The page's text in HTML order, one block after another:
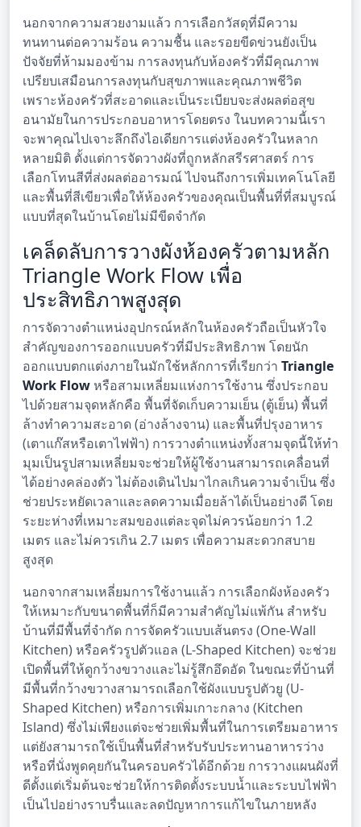
นอกจากความสวยงามแล้ว การเลือกวัสดุที่มีความ
ทนทานต่อความร้อน ความชื้น และรอยขีดข่วนยังเป็น
ปัจจัยที่ห้ามมองข้าม การลงทุนกับห้องครัวที่มีคุณภาพ
เปรียบเสมือนการลงทุนกับสุขภาพและคุณภาพชีวิต
เพราะห้องครัวที่สะอาดและเป็นระเบียบจะส่งผลต่อสุข
อนามัยในการประกอบอาหารโดยตรง ในบทความนี้เรา
จะพาคุณไปเจาะลึกถึงไอเดียการแต่งห้องครัวในหลาก
หลายมิติ ตั้งแต่การจัดวางผังที่ถูกหลักสรีรศาสตร์ การ
เลือกโทนสีที่ส่งผลต่ออารมณ์ ไปจนถึงการเพิ่มเทคโนโลยี
และพื้นที่สีเขียวเพื่อให้ห้องครัวของคุณเป็นพื้นที่ที่สมบูรณ์
แบบที่สุดในบ้านโดยไม่มีขีดจำกัด
เคล็ดลับการวางผังห้องครัวตามหลัก
Triangle Work Flow เพื่อ
ประสิทธิภาพสูงสุด
การจัดวางตำแหน่งอุปกรณ์หลักในห้องครัวถือเป็นหัวใจ
สำคัญของการออกแบบครัวที่มีประสิทธิภาพ โดยนัก
ออกแบบตกแต่งภายในมักใช้หลักการที่เรียกว่า Triangle
Work Flowหรือสามเหลี่ยมแห่งการใช้งาน ซึ่งประกอบ
ไปด้วยสามจุดหลักคือ พื้นที่จัดเก็บความเย็น (ตู้เย็น) พื้นที่
ล้างทำความสะอาด (อ่างล้างจาน) และพื้นที่ปรุงอาหาร
(เตาแก๊สหรือเตาไฟฟ้า) การวางตำแหน่งทั้งสามจุดนี้ให้ทำ
มุมเป็นรูปสามเหลี่ยมจะช่วยให้ผู้ใช้งานสามารถเคลื่อนที่
ได้อย่างคล่องตัว ไม่ต้องเดินไปมาไกลเกินความจำเป็น ซึ่ง
ช่วยประหยัดเวลาและลดความเมื่อยล้าได้เป็นอย่างดี โดย
ระยะห่างที่เหมาะสมของแต่ละจุดไม่ควรน้อยกว่า 1.2
เมตร และไม่ควรเกิน 2.7 เมตร เพื่อความสะดวกสบาย
สูงสุด
นอกจากสามเหลี่ยมการใช้งานแล้ว การเลือกผังห้องครัว
ให้เหมาะกับขนาดพื้นที่ก็มีความสำคัญไม่แพ้กัน สำหรับ
บ้านที่มีพื้นที่จำกัด การจัดครัวแบบเส้นตรง (One-Wall
Kitchen) หรือครัวรูปตัวแอล (L-Shaped Kitchen) จะช่วย
เปิดพื้นที่ให้ดูกว้างขวางและไม่รู้สึกอึดอัด ในขณะที่บ้านที่
มีพื้นที่กว้างขวางสามารถเลือกใช้ผังแบบรูปตัวยู (U-
Shaped Kitchen) หรือการเพิ่มเกาะกลาง (Kitchen
Island) ซึ่งไม่เพียงแต่จะช่วยเพิ่มพื้นที่ในการเตรียมอาหาร
แต่ยังสามารถใช้เป็นพื้นที่สำหรับรับประทานอาหารว่าง
หรือที่นั่งพูดคุยกันในครอบครัวได้อีกด้วย การวางแผนผังที่
ดีตั้งแต่เริ่มต้นจะช่วยให้การติดตั้งระบบน้ำและระบบไฟฟ้า
เป็นไปอย่างราบรื่นและลดปัญหาการแก้ไขในภายหลัง